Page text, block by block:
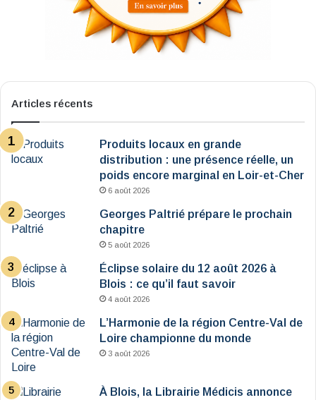
Articles récents
Produits locaux en grande
distribution : une présence réelle, un
poids encore marginal en Loir-et-Cher
6 août 2026
Georges Paltrié prépare le prochain
chapitre
5 août 2026
Éclipse solaire du 12 août 2026 à
Blois : ce qu’il faut savoir
4 août 2026
L’Harmonie de la région Centre-Val de
Loire championne du monde
3 août 2026
À Blois, la Librairie Médicis annonce